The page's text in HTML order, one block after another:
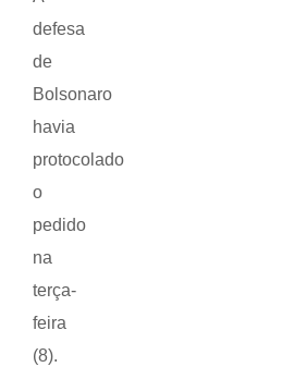
defesa
de
Bolsonaro
havia
protocolado
o
pedido
na
terça-
feira
(8).